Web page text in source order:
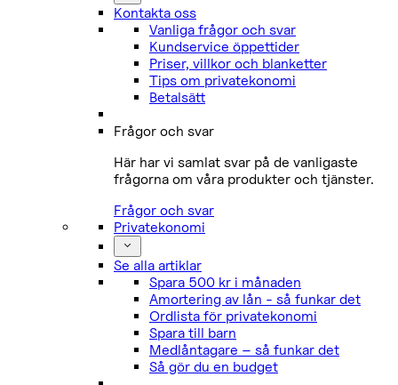
Kontakta oss
Vanliga frågor och svar
Kundservice öppettider
Priser, villkor och blanketter
Tips om privatekonomi
Betalsätt
Frågor och svar
Här har vi samlat svar på de vanligaste
frågorna om våra produkter och tjänster.
Frågor och svar
Privatekonomi
Se alla artiklar
Spara 500 kr i månaden
Amortering av lån - så funkar det
Ordlista för privatekonomi
Spara till barn
Medlåntagare – så funkar det
Så gör du en budget